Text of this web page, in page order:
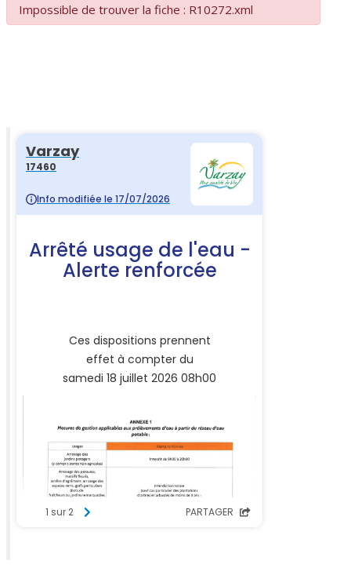
Impossible de trouver la fiche : R10272.xml